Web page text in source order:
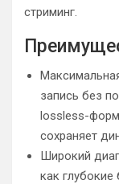
стриминг.
запись без
lossless-
сохраняет
Широкий
как